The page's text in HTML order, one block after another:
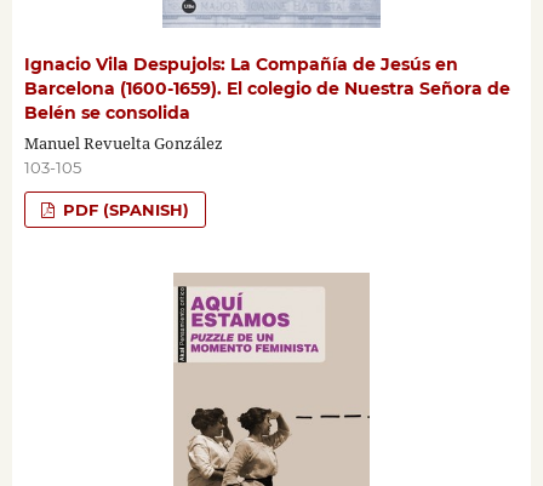
Ignacio Vila Despujols: La Compañía de Jesús en
Barcelona (1600-1659). El colegio de Nuestra Señora de
Belén se consolida
Manuel Revuelta González
103-105
PDF (SPANISH)